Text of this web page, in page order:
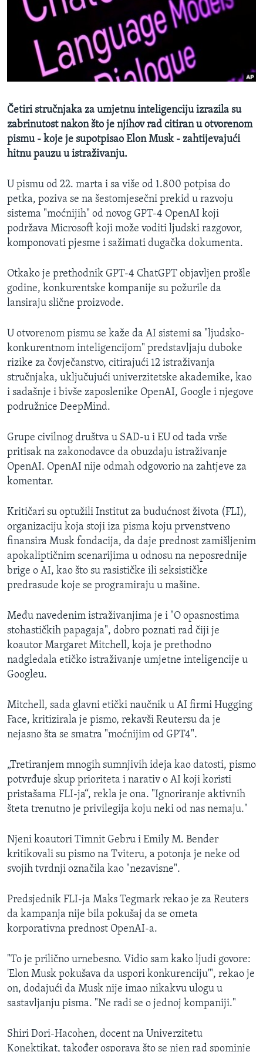
MAGAZIN
O GLASU AMERIKE
Learning English
Jezici
Četiri stručnjaka za umjetnu inteligenciju izrazila su
zabrinutost nakon što je njihov rad citiran u otvorenom
pismu - koje je supotpisao Elon Musk - zahtijevajući
hitnu pauzu u istraživanju.
U pismu od 22. marta i sa više od 1.800 potpisa do
petka, poziva se na šestomjesečni prekid u razvoju
sistema "moćnijih" od novog GPT-4 OpenAI koji
podržava Microsoft koji može voditi ljudski razgovor,
komponovati pjesme i sažimati dugačka dokumenta.
Otkako je prethodnik GPT-4 ChatGPT objavljen prošle
godine, konkurentske kompanije su požurile da
lansiraju slične proizvode.
U otvorenom pismu se kaže da AI sistemi sa "ljudsko-
konkurentnom inteligencijom" predstavljaju duboke
rizike za čovječanstvo, citirajući 12 istraživanja
stručnjaka, uključujući univerzitetske akademike, kao
i sadašnje i bivše zaposlenike OpenAI, Google i njegove
podružnice DeepMind.
Grupe civilnog društva u SAD-u i EU od tada vrše
pritisak na zakonodavce da obuzdaju istraživanje
OpenAI. OpenAI nije odmah odgovorio na zahtjeve za
komentar.
Kritičari su optužili Institut za budućnost života (FLI),
organizaciju koja stoji iza pisma koju prvenstveno
finansira Musk fondacija, da daje prednost zamišljenim
apokaliptičnim scenarijima u odnosu na neposrednije
brige o AI, kao što su rasističke ili seksističke
predrasude koje se programiraju u mašine.
Među navedenim istraživanjima je i "O opasnostima
stohastičkih papagaja", dobro poznati rad čiji je
koautor Margaret Mitchell, koja je prethodno
nadgledala etičko istraživanje umjetne inteligencije u
Googleu.
Mitchell, sada glavni etički naučnik u AI firmi Hugging
Face, kritizirala je pismo, rekavši Reutersu da je
nejasno šta se smatra "moćnijim od GPT4".
„Tretiranjem mnogih sumnjivih ideja kao datosti, pismo
potvrđuje skup prioriteta i narativ o AI koji koristi
pristašama FLI-ja“, rekla je ona. "Ignoriranje aktivnih
šteta trenutno je privilegija koju neki od nas nemaju."
Njeni koautori Timnit Gebru i Emily M. Bender
kritikovali su pismo na Tviteru, a potonja je neke od
svojih tvrdnji označila kao "nezavisne".
Predsjednik FLI-ja Maks Tegmark rekao je za Reuters
da kampanja nije bila pokušaj da se ometa
korporativna prednost OpenAI-a.
"To je prilično urnebesno. Vidio sam kako ljudi govore:
'Elon Musk pokušava da uspori konkurenciju'", rekao je
on, dodajući da Musk nije imao nikakvu ulogu u
sastavljanju pisma. "Ne radi se o jednoj kompaniji."
Shiri Dori-Hacohen, docent na Univerzitetu
Konektikat, također osporava što se njen rad spominje